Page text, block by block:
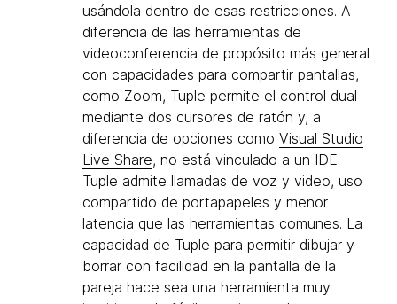
usándola dentro de esas restricciones. A
diferencia de las herramientas de
videoconferencia de propósito más general
con capacidades para compartir pantallas,
como Zoom, Tuple permite el control dual
mediante dos cursores de ratón y, a
diferencia de opciones como Visual Studio
Live Share, no está vinculado a un IDE.
Tuple admite llamadas de voz y video, uso
compartido de portapapeles y menor
latencia que las herramientas comunes. La
capacidad de Tuple para permitir dibujar y
borrar con facilidad en la pantalla de la
pareja hace sea una herramienta muy